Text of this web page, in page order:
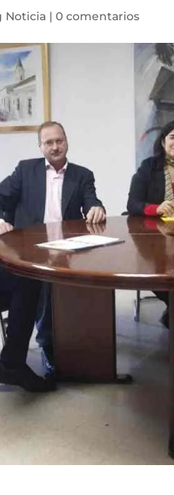
Noticia |0 comentarios